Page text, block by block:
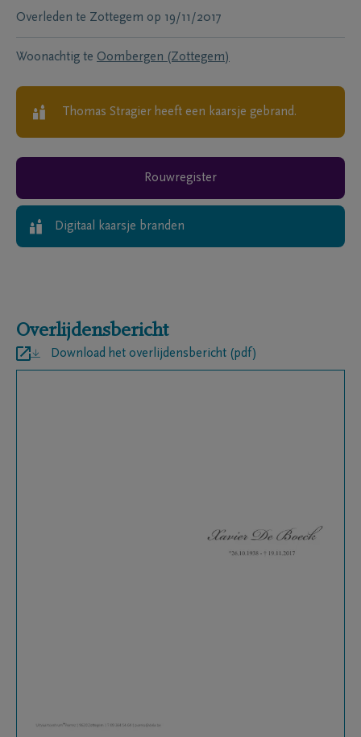
Overleden te Zottegem op 19/11/2017
Woonachtig te Oombergen (Zottegem)
Thomas Stragier heeft een kaarsje gebrand.
Rouwregister
Digitaal kaarsje branden
Overlijdensbericht
Download het overlijdensbericht (pdf)